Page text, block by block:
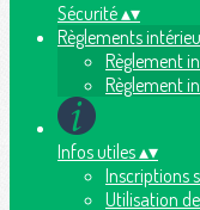
Sécurité▴▾
Règlements
Règlement
Règlement
Infos utiles▴▾
Inscriptions
Utilisation